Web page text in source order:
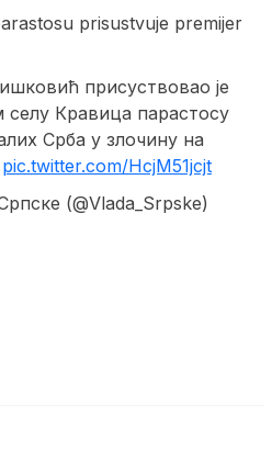
prisustvuje premijer
присуствоваo je
селу Кравица парастосу
Срба у злочину на
pic.twitter.com/HcjM51jcjt
(@Vlada_Srpske)